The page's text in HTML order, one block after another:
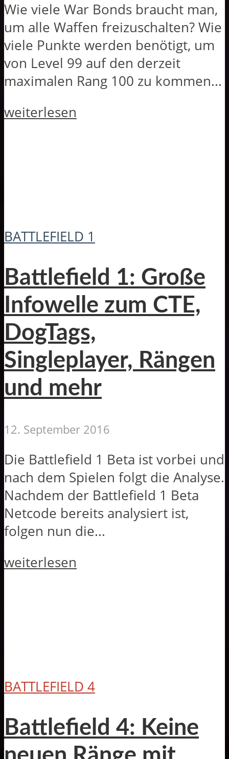
Wie viele War Bonds braucht man,
um alle Waffen freizuschalten? Wie
viele Punkte werden benötigt, um
von Level 99 auf den derzeit
maximalen Rang 100 zu kommen...
weiterlesen
BATTLEFIELD 1
Battlefield 1: Große
Infowelle zum CTE,
DogTags,
Singleplayer, Rängen
und mehr
12. September 2016
Die Battlefield 1 Beta ist vorbei und
nach dem Spielen folgt die Analyse.
Nachdem der Battlefield 1 Beta
Netcode bereits analysiert ist,
folgen nun die...
weiterlesen
BATTLEFIELD 4
Battlefield 4: Keine